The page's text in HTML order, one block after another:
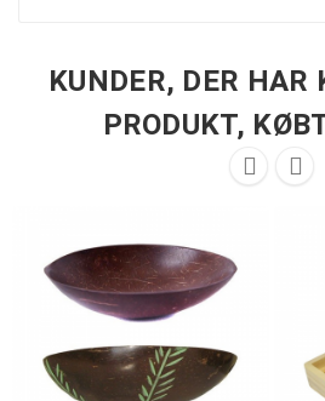
KUNDER, DER HAR
PRODUKT,
 